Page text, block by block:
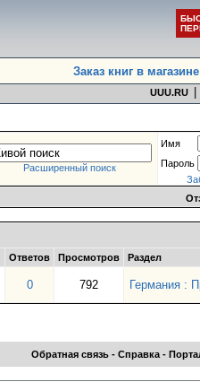
Заказ книг в
UUU.RU
Расширенный поиск
Имя
Пароль
Ответов Просмотров Раздел
0 792 Германия :
Обратная связь - Справка -